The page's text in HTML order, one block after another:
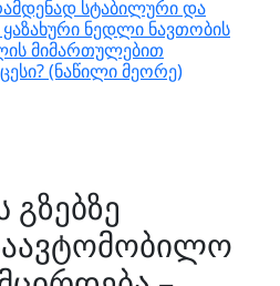
სტაბილური და
ნედლი ნავთობის
მიმართულებით
(ნაწილი მეორე)